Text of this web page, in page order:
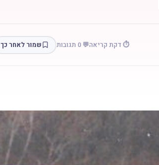
⏱️ דקת קריאה💬 0 תגובות שמור לאחר כך